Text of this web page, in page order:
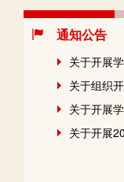
通知公告
关于开展
关于组织
关于开展
关于开展